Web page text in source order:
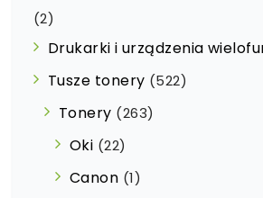
(2)
Drukarki i urządzenia
Tusze tonery (522)
Tonery (263)
Oki (22)
Canon (1)